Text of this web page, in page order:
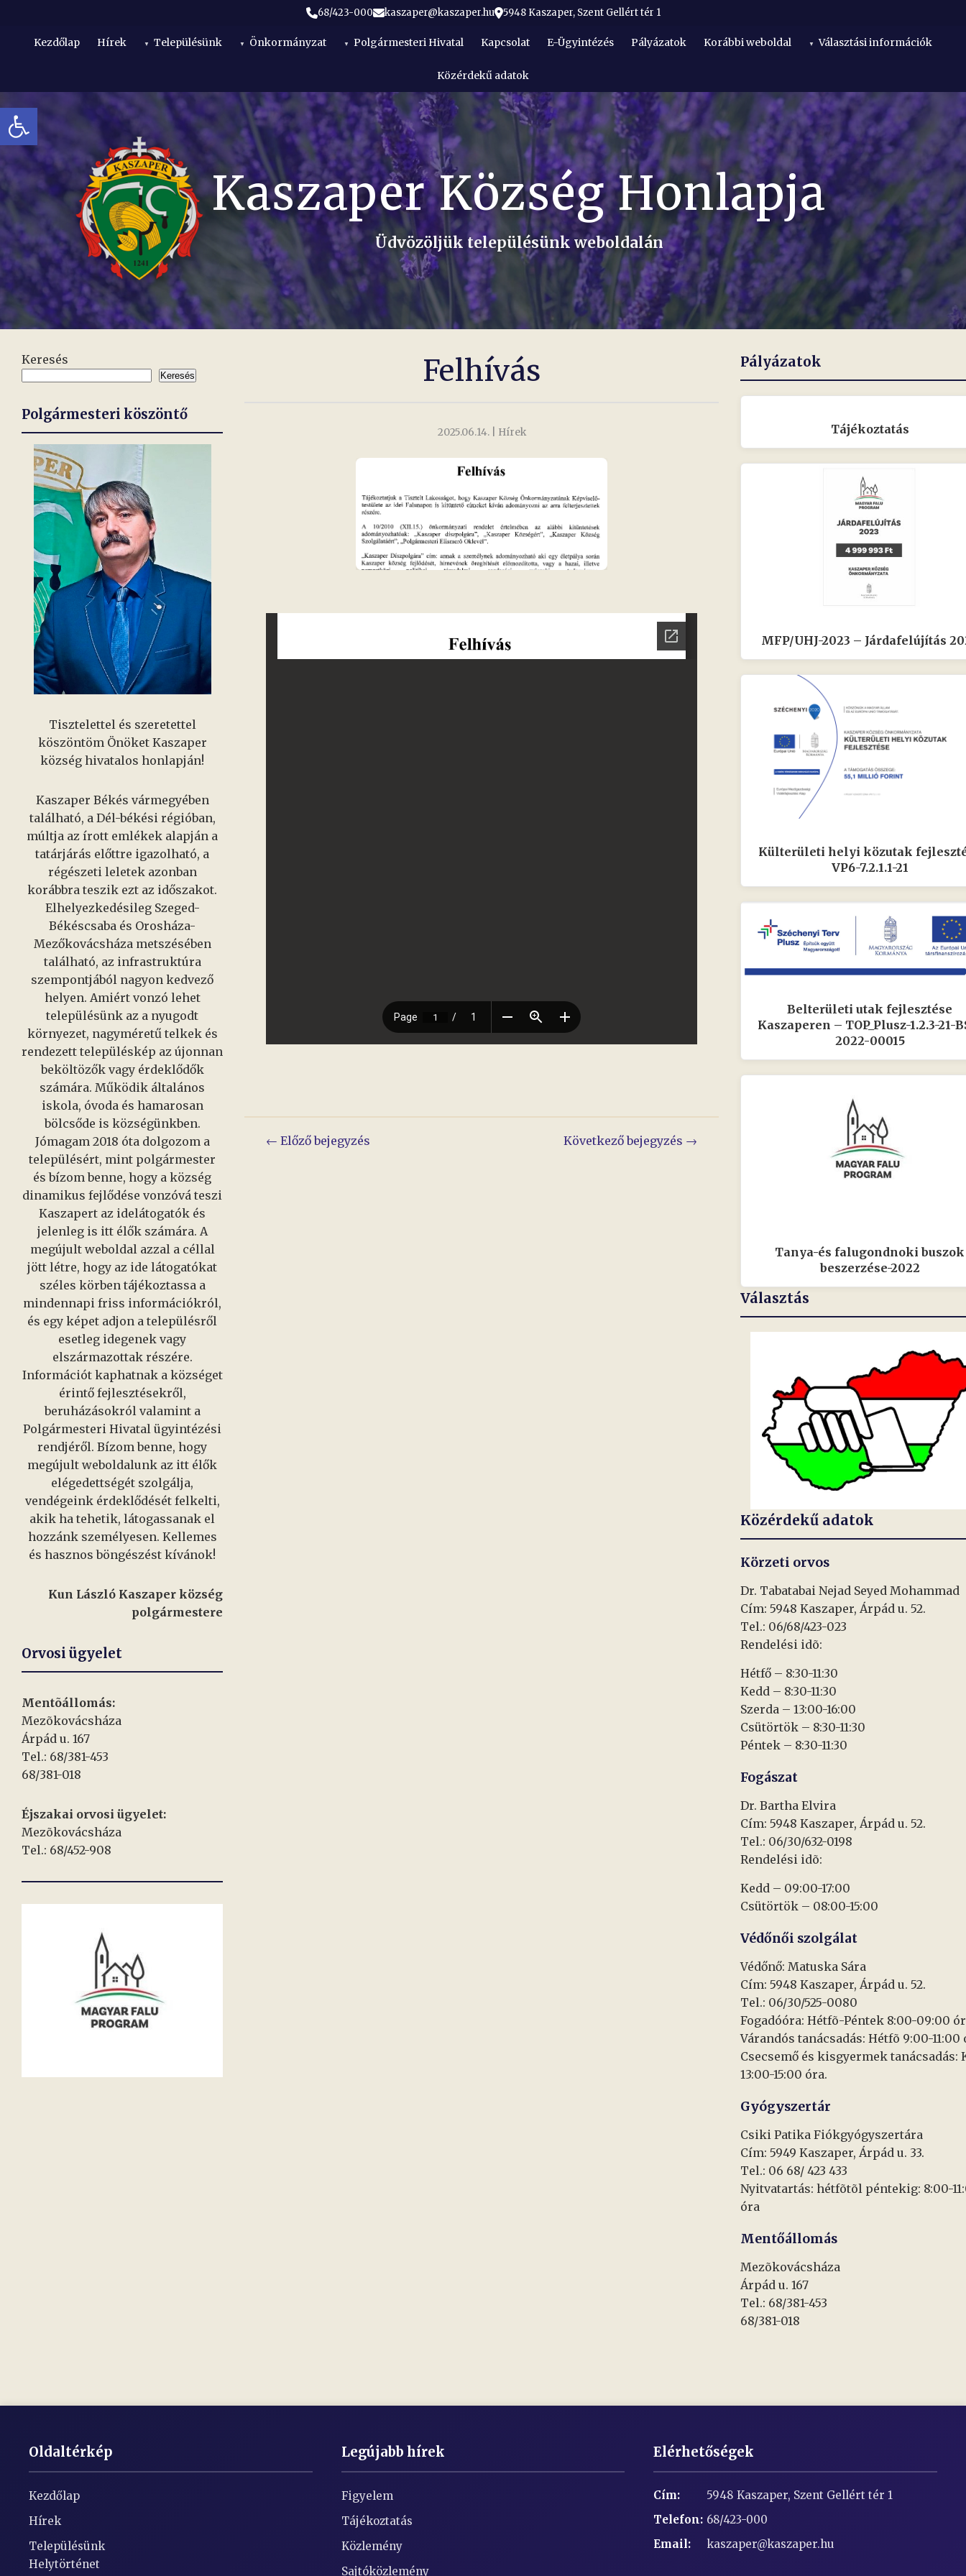
Eszköztár megnyitása
68/423-000 kaszaper@kaszaper.hu 5948 Kaszaper, Szent Gellért tér 1
Kezdőlap Hírek Településünk Önkormányzat Polgármesteri Hivatal Kapcsolat E-Ügyintézés Pályázatok Korábbi weboldal Választási információk
Közérdekű adatok
Kaszaper Község Honlapja
Üdvözöljük településünk weboldalán
Keresés
Keresés
Polgármesteri köszöntő
Tisztelettel és szeretettel
köszöntöm Önöket Kaszaper
község hivatalos honlapján!
Kaszaper Békés vármegyében
található, a Dél-békési régióban,
múltja az írott emlékek alapján a
tatárjárás előttre igazolható, a
régészeti leletek azonban
korábbra teszik ezt az időszakot.
Elhelyezkedésileg Szeged-
Békéscsaba és Orosháza-
Mezőkovácsháza metszésében
található, az infrastruktúra
szempontjából nagyon kedvező
helyen. Amiért vonzó lehet
településünk az a nyugodt
környezet, nagyméretű telkek és
rendezett településkép az újonnan
beköltözők vagy érdeklődők
számára. Működik általános
iskola, óvoda és hamarosan
bölcsőde is községünkben.
Jómagam 2018 óta dolgozom a
településért, mint polgármester
és bízom benne, hogy a község
dinamikus fejlődése vonzóvá teszi
Kaszapert az idelátogatók és
jelenleg is itt élők számára. A
megújult weboldal azzal a céllal
jött létre, hogy az ide látogatókat
széles körben tájékoztassa a
mindennapi friss információkról,
és egy képet adjon a településről
esetleg idegenek vagy
elszármazottak részére.
Információt kaphatnak a községet
érintő fejlesztésekről,
beruházásokról valamint a
Polgármesteri Hivatal ügyintézési
rendjéről. Bízom benne, hogy
megújult weboldalunk az itt élők
elégedettségét szolgálja,
vendégeink érdeklődését felkelti,
akik ha tehetik, látogassanak el
hozzánk személyesen. Kellemes
és hasznos böngészést kívánok!
Kun László Kaszaper község
polgármestere
Orvosi ügyelet
Mentõállomás:
Mezõkovácsháza
Árpád u. 167
Tel.: 68/381-453
68/381-018
Éjszakai orvosi ügyelet:
Mezõkovácsháza
Tel.: 68/452-908
Felhívás
2025.06.14. | Hírek
Bejegyzés
← Előző bejegyzés Következő bejegyzés →
Pályázatok
Tájékoztatás
MFP/UHJ-2023 – Járdafelújítás
Külterületi helyi közutak
VP6-7.2.1.1-21
Belterületi utak fejlesztése
Kaszaperen – TOP_Plusz-1.2.3-21-
2022-00015
Tanya-és falugondnoki buszok
beszerzése-2022
Választás
Közérdekű adatok
Körzeti orvos
Dr. Tabatabai Nejad Seyed Mohammad
Cím: 5948 Kaszaper, Árpád u. 52.
Tel.: 06/68/423-023
Rendelési idõ:
Hétfő – 8:30-11:30
Kedd – 8:30-11:30
Szerda – 13:00-16:00
Csütörtök – 8:30-11:30
Péntek – 8:30-11:30
Fogászat
Dr. Bartha Elvira
Cím: 5948 Kaszaper, Árpád u. 52.
Tel.: 06/30/632-0198
Rendelési idõ:
Kedd – 09:00-17:00
Csütörtök – 08:00-15:00
Védőnői szolgálat
Védőnő: Matuska Sára
Cím: 5948 Kaszaper, Árpád u. 52.
Tel.: 06/30/525-0080
Fogadóóra: Hétfõ-Péntek 8:00-09:00
Várandós tanácsadás: Hétfõ 9:00-11:00
Csecsemő és kisgyermek tanácsadás:
13:00-15:00 óra.
Gyógyszertár
Csiki Patika Fiókgyógyszertára
Cím: 5949 Kaszaper, Árpád u. 33.
Tel.: 06 68/ 423 433
Nyitvatartás: hétfõtõl péntekig: 8:00-
óra
Mentőállomás
Mezõkovácsháza
Árpád u. 167
Tel.: 68/381-453
68/381-018
Oldaltérkép
Kezdőlap
Hírek
Településünk
Helytörténet
Legújabb hírek
Figyelem
Tájékoztatás
Közlemény
Sajtóközlemény
Elérhetőségek
Cím:
5948 Kaszaper, Szent Gellért tér 1
Telefon: 68/423-000
Email:
kaszaper@kaszaper.hu